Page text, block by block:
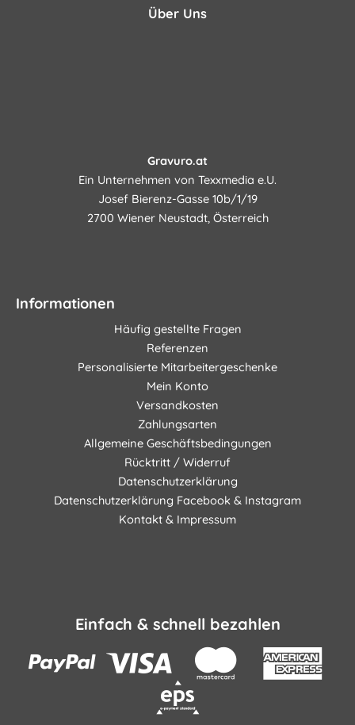
Über Uns
Gravuro.at
Ein Unternehmen von Texxmedia e.U.
Josef Bierenz-Gasse 10b/1/19
2700 Wiener Neustadt, Österreich
Informationen
Häufig gestellte Fragen
Referenzen
Personalisierte Mitarbeitergeschenke
Mein Konto
Versandkosten
Zahlungsarten
Allgemeine Geschäftsbedingungen
Rücktritt / Widerruf
Datenschutzerklärung
Datenschutzerklärung Facebook & Instagram
Kontakt & Impressum
Einfach & schnell bezahlen